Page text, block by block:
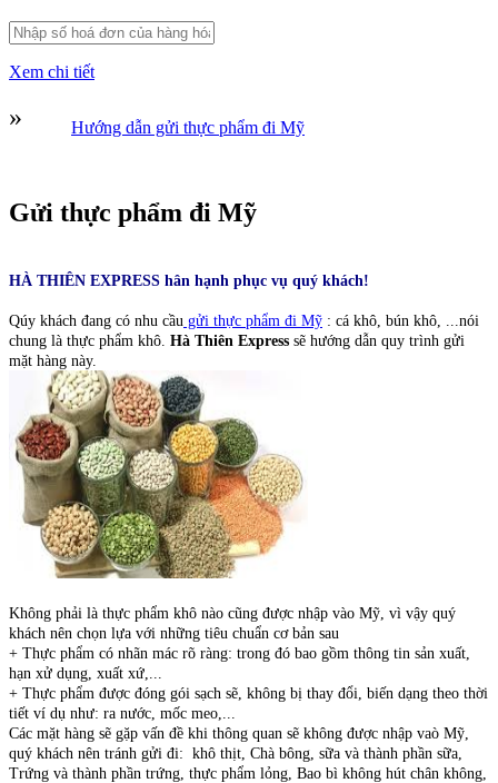
Xem chi tiết
» Hướng dẫn gửi thực phẩm đi Mỹ
Gửi thực phẩm đi Mỹ
HÀ THIÊN EXPRESS hân hạnh phục vụ quý khách!
Qúy khách đang có nhu cầu gửi thực phẩm đi Mỹ : cá khô, bún khô, ...nói
chung là thực phẩm khô. Hà Thiên Express sẽ hướng dẫn quy trình gửi
mặt hàng này.
Không phải là thực phẩm khô nào cũng được nhập vào Mỹ, vì vậy quý
khách nên chọn lựa với những tiêu chuẩn cơ bản sau
+ Thực phẩm có nhãn mác rõ ràng: trong đó bao gồm thông tin sản xuất,
hạn xử dụng, xuất xứ,...
+ Thực phẩm được đóng gói sạch sẽ, không bị thay đổi, biến dạng theo thời
tiết ví dụ như: ra nước, mốc meo,...
Các mặt hàng sẽ gặp vấn đề khi thông quan sẽ không được nhập vaò Mỹ,
quý khách nên tránh gửi đi: khô thịt, Chà bông, sữa và thành phần sữa,
Trứng và thành phần trứng, thực phẩm lỏng, Bao bì không hút chân không,